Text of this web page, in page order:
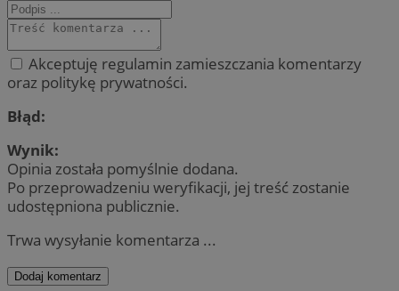
Akceptuję regulamin zamieszczania komentarzy
oraz politykę prywatności.
Błąd:
Wynik:
Opinia została pomyślnie dodana.
Po przeprowadzeniu weryfikacji, jej treść zostanie
udostępniona publicznie.
Trwa wysyłanie komentarza ...
Dodaj komentarz